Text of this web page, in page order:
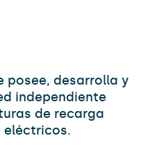
posee, desarrolla y
independiente
de recarga
eléctricos.